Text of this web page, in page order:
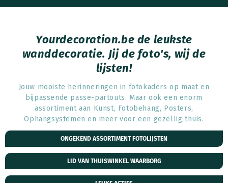
Yourdecoration.be de leukste
wanddecoratie. Jij de foto's, wij de
lijsten!
Jouw mooiste herinneringen in fotokaders op maat en
bijpassende passe-partouts. Maar ook een enorm
assortiment aan Kunst, Fotobehang, Posters,
Ophangsystemen en meer voor een gezellig thuis.
ONGEKEND ASSORTIMENT FOTOLIJSTEN
LID VAN THUISWINKEL WAARBORG